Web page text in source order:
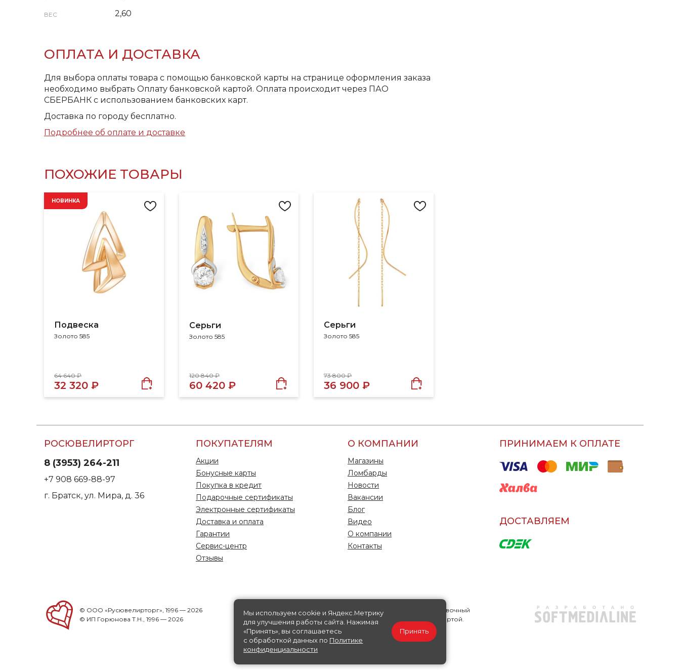
ВЕС 2,60
ОПЛАТА И ДОСТАВКА
Для выбора оплаты товара с помощью банковской карты на странице оформления заказа
необходимо выбрать Оплату банковской картой. Оплата происходит через ПАО
СБЕРБАНК с использованием банковских карт.
Доставка по городу бесплатно.
Подробнее об оплате и доставке
ПОХОЖИЕ ТОВАРЫ
Подвеска
Золото 585
НОВИНКА
64 640 ₽
32 320 ₽
Серьги
Золото 585
120 840 ₽
60 420 ₽
Серьги
Золото 585
73 800 ₽
36 900 ₽
РОСЮВЕЛИРТОРГ
8 (3953) 264-211
+7 908 669-88-97
г. Братск, ул. Мира, д. 36
ПОКУПАТЕЛЯМ
Акции
Бонусные карты
Покупка в кредит
Подарочные сертификаты
Электронные сертификаты
Доставка и оплата
Гарантии
Сервис-центр
Отзывы
О КОМПАНИИ
Магазины
Ломбарды
Новости
Вакансии
Блог
Видео
О компании
Контакты
ПРИНИМАЕМ К ОПЛАТЕ
ДОСТАВЛЯЕМ
© ООО «Русювелирторг», 1996 — 2026
© ИП Горюнова Т.Н., 1996 — 2026
Информация на данной странице носит исключительно справочный
характер, ни при каких условиях не является публичной офертой.
Политика конфиденциальности Публичная офера
Мы используем cookie и Яндекс.Метрику
для улучшения работы сайта. Нажимая
«Принять», вы соглашаетесь
с обработкой данных по Политике
конфиденциальности
Принять